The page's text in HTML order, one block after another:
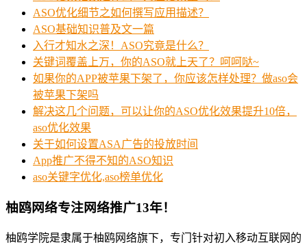
ASO优化细节之如何撰写应用描述？
ASO基础知识普及文一篇
入行才知水之深！ASO究竟是什么？
关键词覆盖上万，你的ASO就上天了？呵呵哒~
如果你的APP被苹果下架了，你应该怎样处理？做aso会
被苹果下架吗
解决这几个问题，可以让你的ASO优化效果提升10倍，
aso优化效果
关于如何设置ASA广告的投放时间
App推广不得不知的ASO知识
aso关键字优化,aso榜单优化
柚鸥网络专注网络推广13年！
柚鸥学院是隶属于柚鸥网络旗下，专门针对初入移动互联网的